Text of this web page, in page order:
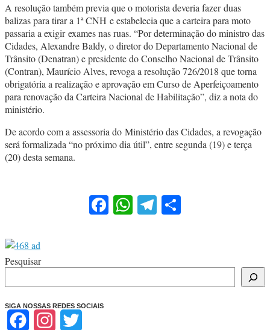
A resolução também previa que o motorista deveria fazer duas
balizas para tirar a 1ª CNH e estabelecia que a carteira para moto
passaria a exigir exames nas ruas. “Por determinação do ministro das
Cidades, Alexandre Baldy, o diretor do Departamento Nacional de
Trânsito (Denatran) e presidente do Conselho Nacional de Trânsito
(Contran), Maurício Alves, revoga a resolução 726/2018 que torna
obrigatória a realização e aprovação em Curso de Aperfeiçoamento
para renovação da Carteira Nacional de Habilitação”, diz a nota do
ministério.
De acordo com a assessoria do Ministério das Cidades, a revogação
será formalizada “no próximo dia útil”, entre segunda (19) e terça
(20) desta semana.
Facebook
WhatsApp
Telegram
Pesquisar
SIGA NOSSAS REDES SOCIAIS
FacebookInstagram